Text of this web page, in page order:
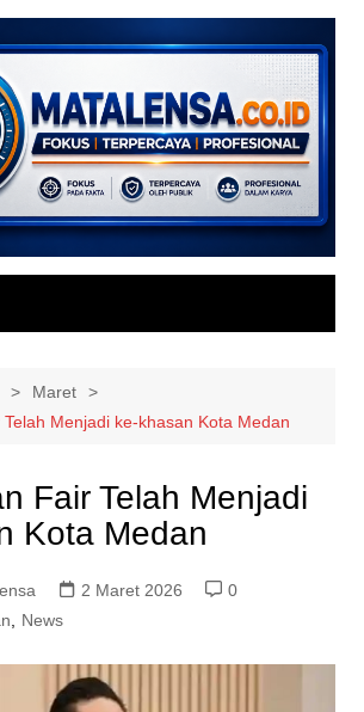
Maret
Menjadi ke-khasan Kota Medan
Fair Telah Menjadi
Kota Medan
2 Maret 2026
0
News